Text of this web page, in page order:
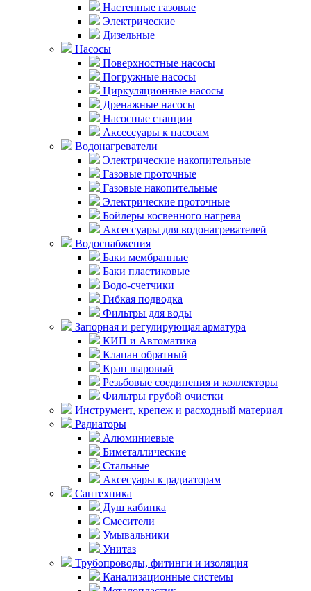
Настенные газовые
Электрические
Дизельные
Насосы
Поверхностные насосы
Погружные насосы
Циркуляционные насосы
Дренажные насосы
Насосные станции
Аксессуары к насосам
Водонагреватели
Электрические накопительные
Газовые проточные
Газовые накопительные
Электрические проточные
Бойлеры косвенного нагрева
Аксессуары для водонагревателей
Водоснабжения
Баки мембранные
Баки пластиковые
Водо-счетчики
Гибкая подводка
Фильтры для воды
Запорная и регулирующая арматура
КИП и Автоматика
Клапан обратный
Кран шаровый
Резьбовые соединения и коллекторы
Фильтры грубой очистки
Инструмент, крепеж и расходный материал
Радиаторы
Алюминиевые
Биметаллические
Стальные
Аксесуары к радиаторам
Сантехника
Душ кабинка
Смесители
Умывальники
Унитаз
Трубопроводы, фитинги и изоляция
Канализационные системы